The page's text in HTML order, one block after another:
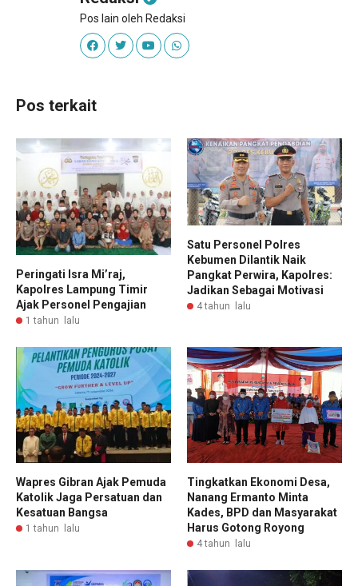
Pos lain oleh Redaksi
Pos terkait
Peringati Isra Mi’raj,
Kapolres Lampung Timir
Ajak Personel Pengajian
1 tahun lalu
Satu Personel Polres
Kebumen Dilantik Naik
Pangkat Perwira, Kapolres:
Jadikan Sebagai Motivasi
4 tahun lalu
Wapres Gibran Ajak Pemuda
Katolik Jaga Persatuan dan
Kesatuan Bangsa
1 tahun lalu
Tingkatkan Ekonomi Desa,
Nanang Ermanto Minta
Kades, BPD dan Masyarakat
Harus Gotong Royong
4 tahun lalu